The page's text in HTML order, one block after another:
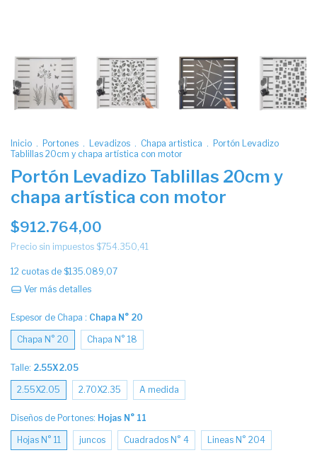
Inicio . Portones . Levadizos . Chapa artistica . Portón Levadizo
Tablillas 20cm y chapa artística con motor
Portón Levadizo Tablillas 20cm y
chapa artística con motor
$912.764,00
Precio sin impuestos $754.350,41
12 cuotas de $135.089,07
Ver más detalles
Espesor de Chapa : Chapa N° 20
Chapa N° 20 Chapa N° 18
Talle: 2.55X2.05
2.55X2.05 2.70X2.35 A medida
Diseños de Portones: Hojas N° 11
Hojas N° 11 juncos Cuadrados N° 4 Lineas N° 204